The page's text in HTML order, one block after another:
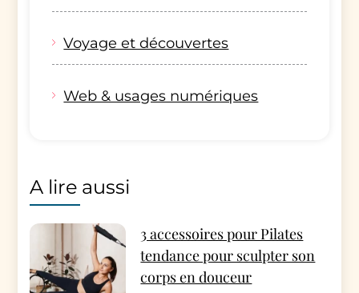
Voyage et découvertes
Web & usages numériques
A lire aussi
3 accessoires pour Pilates
tendance pour sculpter son
corps en douceur